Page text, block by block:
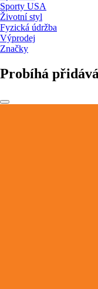
Sporty USA
Životní styl
Fyzická údržba
Výprodej
Značky
Probíhá